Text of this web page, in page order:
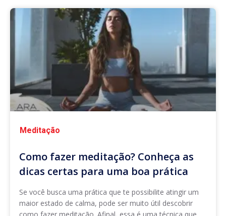
Meditação
Como fazer meditação? Conheça as
dicas certas para uma boa prática
Se você busca uma prática que te possibilite atingir um
maior estado de calma, pode ser muito útil descobrir